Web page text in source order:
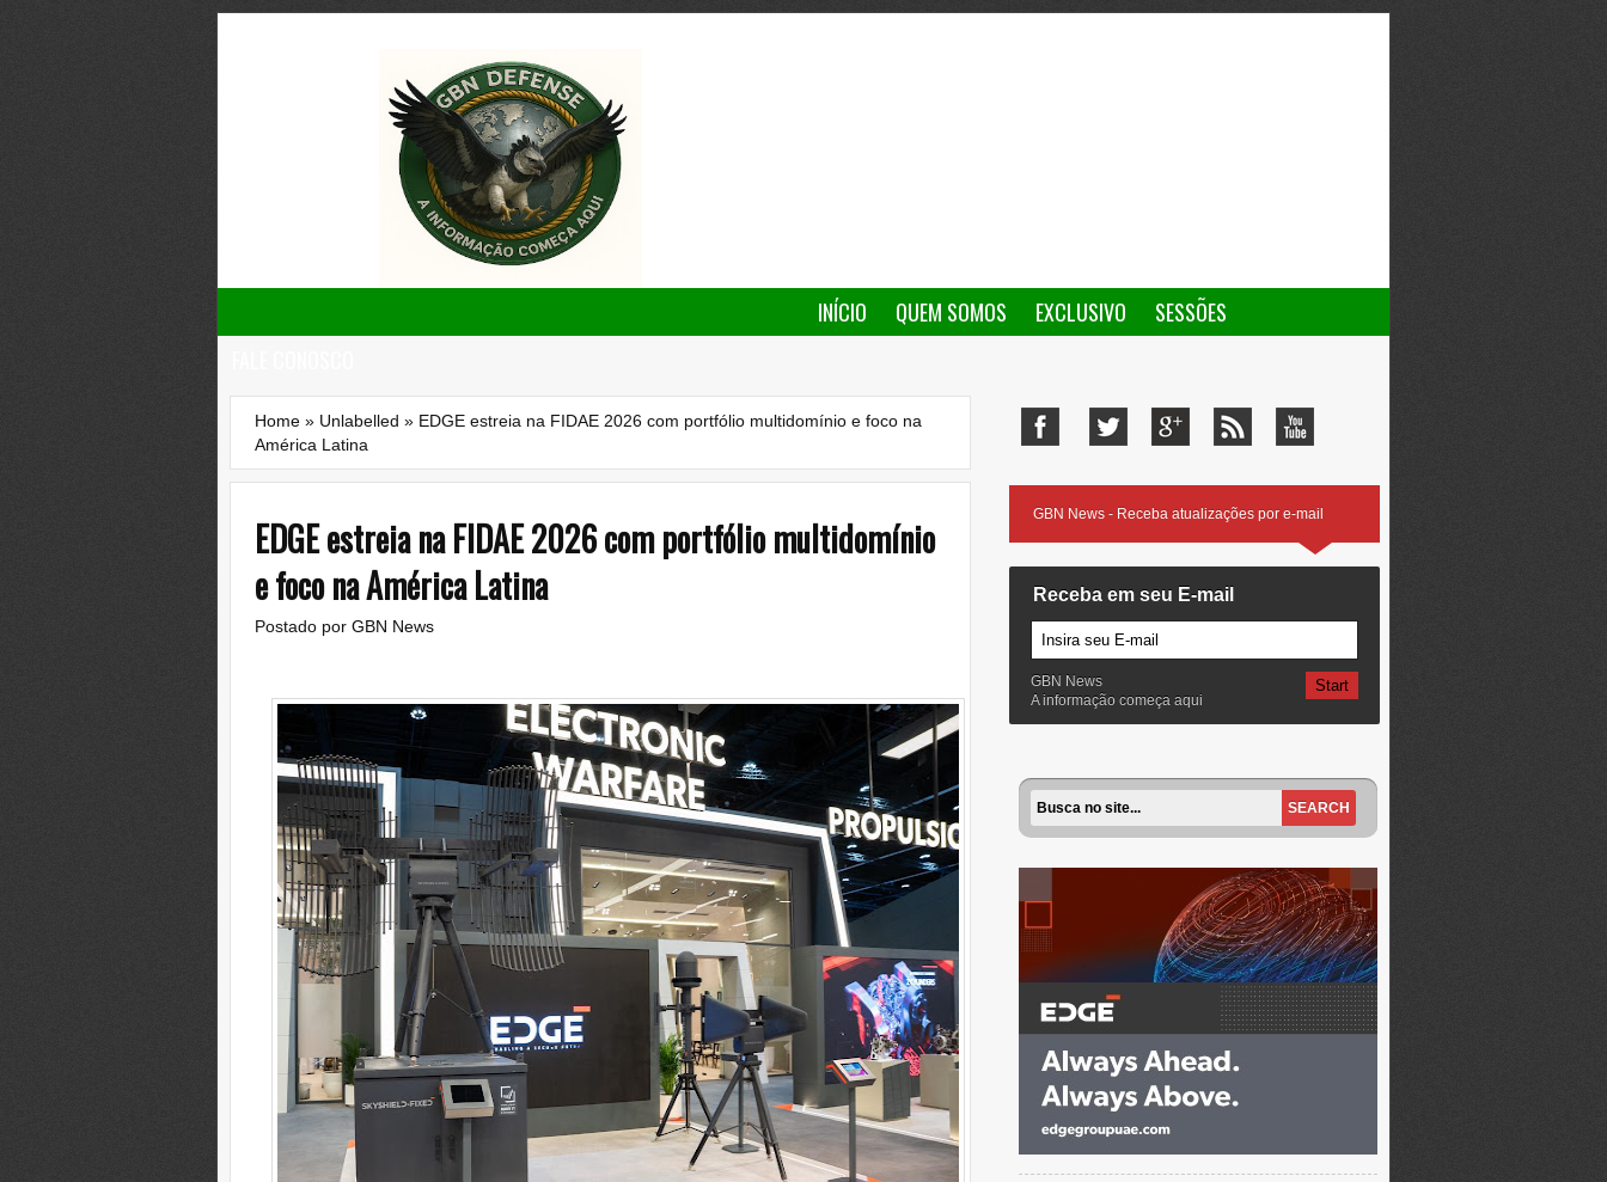
INÍCIO QUEM SOMOS EXCLUSIVO
SESSÕES
Home » Unlabelled » EDGE estreia na FIDAE 2026 com portfólio multidomínio e foco na
América Latina
EDGE estreia na FIDAE 2026 com portfólio multidomínio
e foco na América Latina
Postado por GBN News
GBN News - Receba atualizações por e-mail
Receba em seu E-mail
GBN News
A informação começa aqui